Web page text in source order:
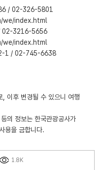
86 / 02-326-5801
index.html
/ 02-3216-5656
index.html
1 / 02-745-6638
이후 변경될 수 있으니 여행
의 정보는 한국관광공사가
용을 금합니다.
1.8K